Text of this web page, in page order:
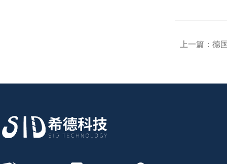
上一篇： 德国